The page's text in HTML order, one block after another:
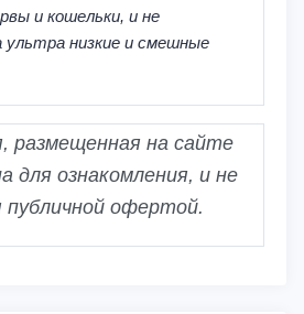
и кошельки, и не
ультра низкие и смешные
размещенная на сайте
для ознакомления, и не
публичной офертой.